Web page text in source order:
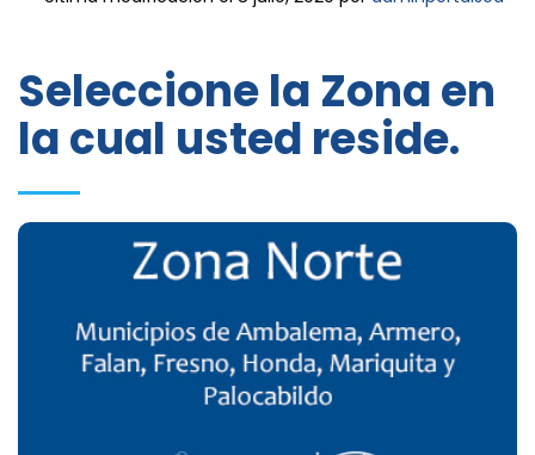
Seleccione la Zona en
la cual usted reside.
Zona Norte